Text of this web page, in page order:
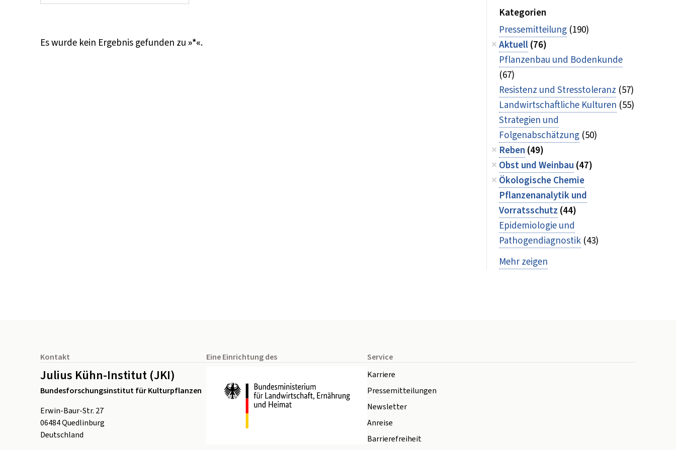
Es wurde kein Ergebnis gefunden zu»*«.
Kategorien
Pressemitteilung (190)
Aktuell(76)
Pflanzenbau und Bodenkunde
(67)
Resistenz und Stresstoleranz (57)
Landwirtschaftliche Kulturen (55)
Strategien und
Folgenabschätzung (50)
Reben (49)
Obst und Weinbau (47)
Ökologische Chemie
Pflanzenanalytik und
Vorratsschutz (44)
Epidemiologie und
Pathogendiagnostik (43)
Mehr zeigen
Kontakt
Julius Kühn-Institut (JKI)
Bundesforschungsinstitut für Kulturpflanzen
Erwin-Baur-Str. 27
06484Quedlinburg
Deutschland
Eine Einrichtung des
Service
Karriere
Pressemitteilungen
Newsletter
Anreise
Barrierefreiheit